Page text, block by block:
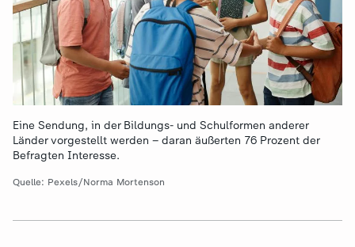
Eine Sendung, in der Bildungs- und Schulformen anderer
Länder vorgestellt werden – daran äußerten 76 Prozent der
Befragten Interesse.
Quelle: Pexels/Norma Mortenson